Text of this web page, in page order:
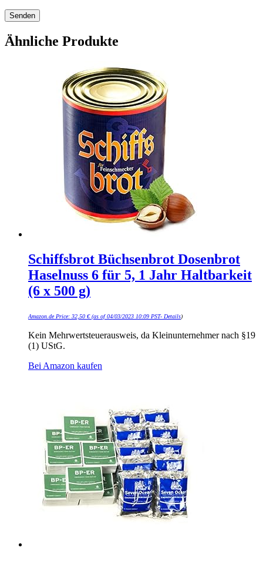
Ähnliche Produkte
Schiffsbrot Büchsenbrot Dosenbrot
Haselnuss 6 für 5, 1 Jahr Haltbarkeit
(6 x 500 g)
Amazon.de Price: 32,50 €(as of 04/03/2023 10:09 PST- Details)
Kein Mehrwertsteuerausweis, da Kleinunternehmer nach §19
(1) UStG.
Bei Amazon kaufen